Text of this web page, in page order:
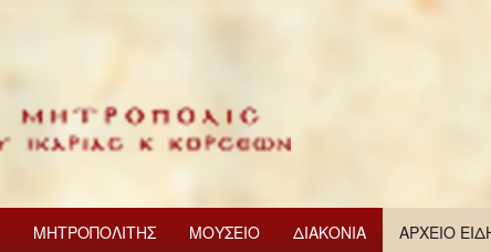
ΜΗΤΡΟΠΟΛΙΤΗΣ ΜΟΥΣΕΙΟ ΔΙΑΚΟΝΙΑ ΑΡΧΕΙΟ